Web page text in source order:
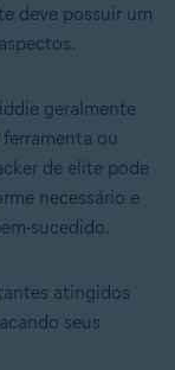
deve possuir um
geralmente
ou
de elite pode
necessário e
sucedido.
atingidos
seus